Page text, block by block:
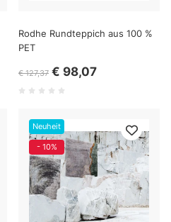
Rodhe Rundteppich aus 100 %
PET
€ 127,37 € 98,07
Neuheit
- 10%